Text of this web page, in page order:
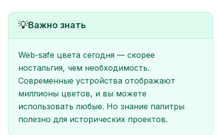
💡Важно знать
Web-safe цвета сегодня — скорее
ностальгия, чем необходимость.
Современные устройства отображают
миллионы цветов, и вы можете
использовать любые. Но знание палитры
полезно для исторических проектов.